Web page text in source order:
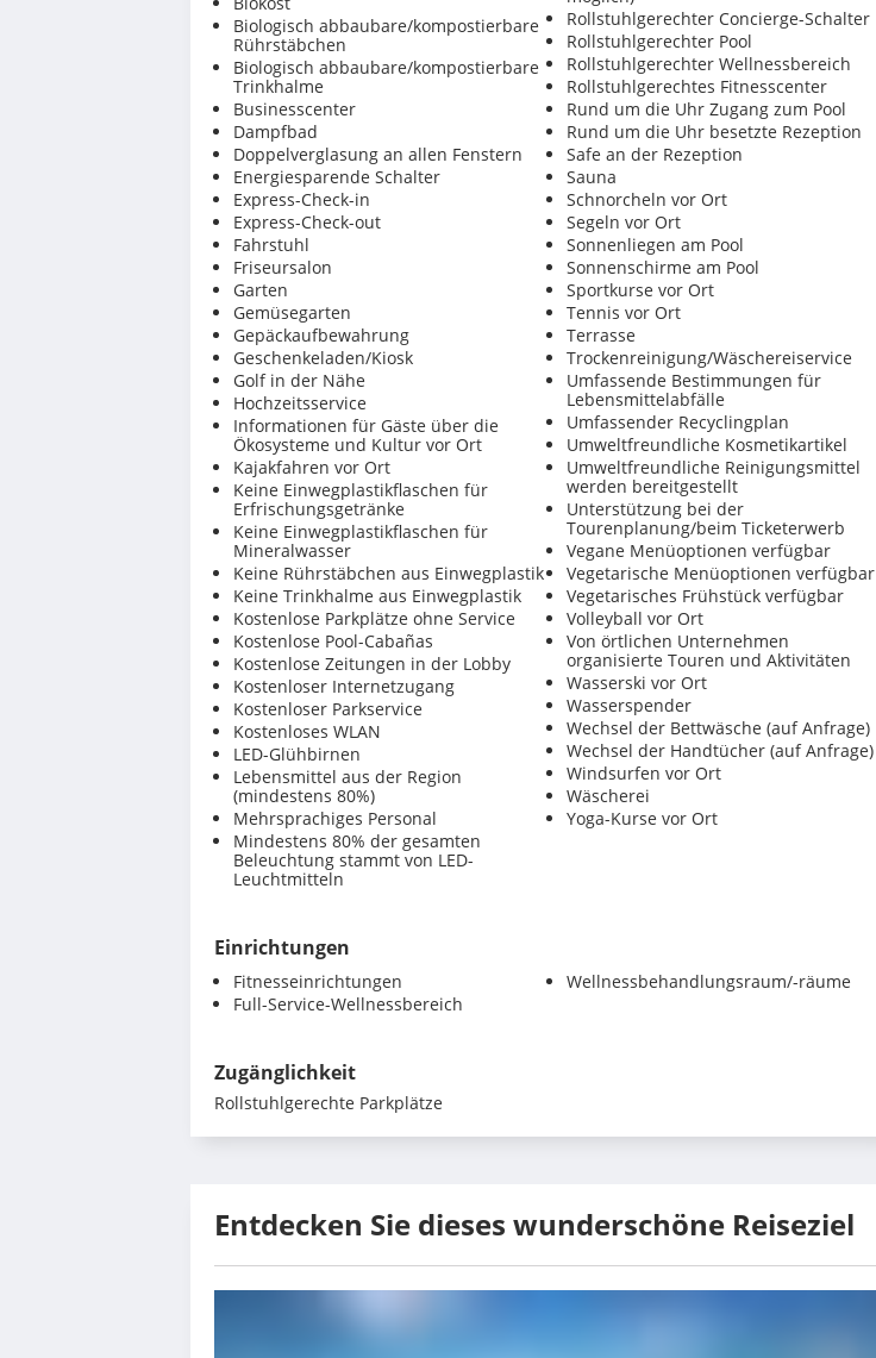
Biologisch abbaubare/kompostierbare
Rührstäbchen
Biologisch abbaubare/kompostierbare
Trinkhalme
Businesscenter
Dampfbad
Doppelverglasung an allen Fenstern
Energiesparende Schalter
Express-Check-in
Express-Check-out
Fahrstuhl
Friseursalon
Garten
Gemüsegarten
Gepäckaufbewahrung
Geschenkeladen/Kiosk
Golf in der Nähe
Hochzeitsservice
Informationen für Gäste über die
Ökosysteme und Kultur vor Ort
Kajakfahren vor Ort
Keine Einwegplastikflaschen für
Erfrischungsgetränke
Keine Einwegplastikflaschen für
Mineralwasser
Keine Rührstäbchen aus Einwegplastik
Keine Trinkhalme aus Einwegplastik
Kostenlose Parkplätze ohne Service
Kostenlose Pool-Cabañas
Kostenlose Zeitungen in der Lobby
Kostenloser Internetzugang
Kostenloser Parkservice
Kostenloses WLAN
LED-Glühbirnen
Lebensmittel aus der Region
(mindestens 80%)
Mehrsprachiges Personal
Mindestens 80% der gesamten
Beleuchtung stammt von LED-
Leuchtmitteln
Rollstuhlgerechter Concierge-Schalter
Rollstuhlgerechter Pool
Rollstuhlgerechter Wellnessbereich
Rollstuhlgerechtes Fitnesscenter
Rund um die Uhr Zugang zum Pool
Rund um die Uhr besetzte Rezeption
Safe an der Rezeption
Sauna
Schnorcheln vor Ort
Segeln vor Ort
Sonnenliegen am Pool
Sonnenschirme am Pool
Sportkurse vor Ort
Tennis vor Ort
Terrasse
Trockenreinigung/Wäschereiservice
Umfassende Bestimmungen für
Lebensmittelabfälle
Umfassender Recyclingplan
Umweltfreundliche Kosmetikartikel
Umweltfreundliche Reinigungsmittel
werden bereitgestellt
Unterstützung bei der
Tourenplanung/beim Ticketerwerb
Vegane Menüoptionen verfügbar
Vegetarische Menüoptionen verfügbar
Vegetarisches Frühstück verfügbar
Volleyball vor Ort
Von örtlichen Unternehmen
organisierte Touren und Aktivitäten
Wasserski vor Ort
Wasserspender
Wechsel der Bettwäsche (auf Anfrage)
Wechsel der Handtücher (auf Anfrage)
Windsurfen vor Ort
Wäscherei
Yoga-Kurse vor Ort
Einrichtungen
Fitnesseinrichtungen
Full-Service-Wellnessbereich
Wellnessbehandlungsraum/-räume
Zugänglichkeit
Rollstuhlgerechte Parkplätze
Entdecken Sie dieses wunderschöne Reiseziel